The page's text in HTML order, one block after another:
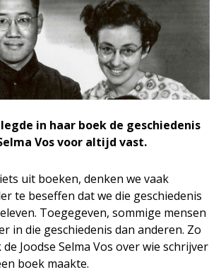
in haar boek de geschiedenis
Vos voor altijd vast.
uit boeken, denken we vaak
te beseffen dat we die geschiedenis
Toegegeven, sommige mensen
in die geschiedenis dan anderen. Zo
Joodse Selma Vos over wie schrijver
boek maakte.